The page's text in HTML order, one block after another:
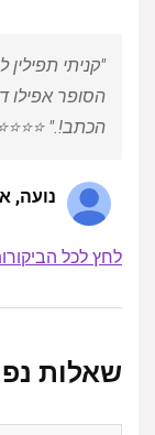
"קניתי
הסופר אפילו
הכתב!."
נועה,
לחץ לכל
שאלות